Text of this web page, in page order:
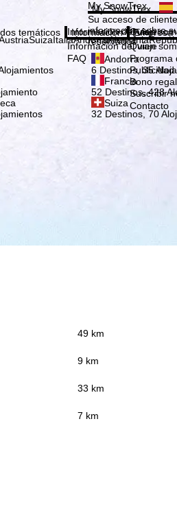
My SnowTrex
My SnowTrex
Su acceso de
información sobre
reservados.
SuizaItaliaAndorraAlemania
Andorra
6 Destinos, 35
Francia
52 Destinos, 428
Suiza
32 Destinos, 70
temáticos Información
Información del viaje
Información del viaje
FAQ
Empresa
Quien
Quien
Programa
Bono
Suscribir
Contacto
49 km
9 km
33 km
7 km